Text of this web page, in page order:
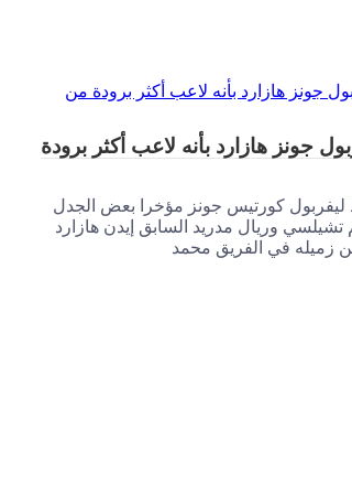
جونز هازارد بأنه لاعب أكثر برودة
كورتيس جونز مؤخرا بعض الجدل
وريال مدريد السابق إيدن هازارد
زميله في الفريق محمد